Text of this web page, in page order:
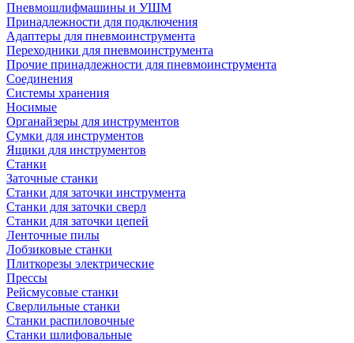
Пневмошлифмашины и УШМ
Принадлежности для подключения
Адаптеры для пневмоинструмента
Переходники для пневмоинструмента
Прочие принадлежности для пневмоинструмента
Соединения
Системы хранения
Носимые
Органайзеры для инструментов
Сумки для инструментов
Ящики для инструментов
Станки
Заточные станки
Станки для заточки инструмента
Станки для заточки сверл
Станки для заточки цепей
Ленточные пилы
Лобзиковые станки
Плиткорезы электрические
Прессы
Рейсмусовые станки
Сверлильные станки
Станки распиловочные
Станки шлифовальные